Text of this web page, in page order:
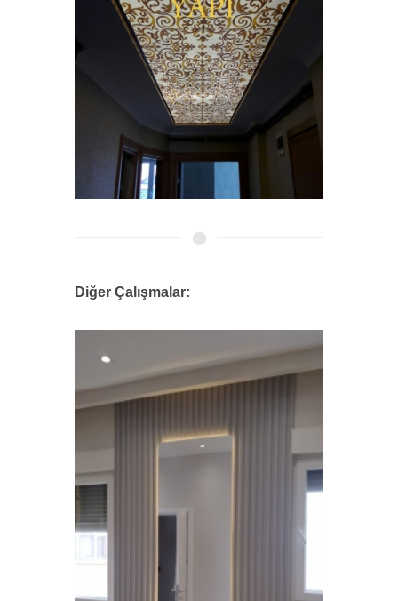
Diğer Çalışmalar: